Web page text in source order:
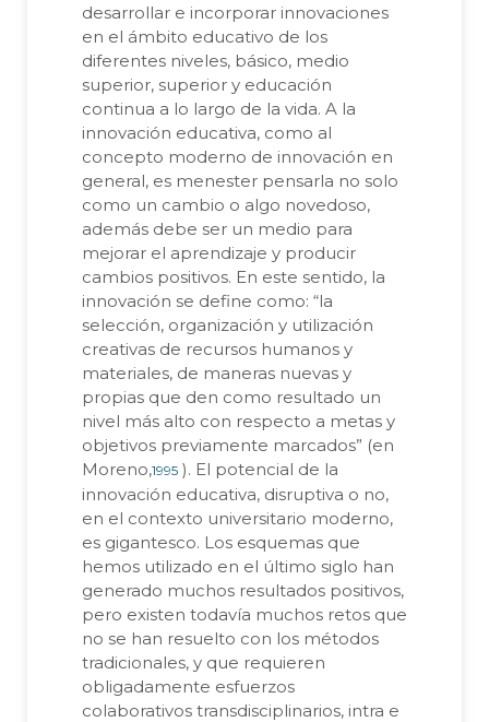
desarrollar e incorporar innovaciones
en el ámbito educativo de los
diferentes niveles, básico, medio
superior, superior y educación
continua a lo largo de la vida. A la
innovación educativa, como al
concepto moderno de innovación en
general, es menester pensarla no solo
como un cambio o algo novedoso,
además debe ser un medio para
mejorar el aprendizaje y producir
cambios positivos. En este sentido, la
innovación se define como: “la
selección, organización y utilización
creativas de recursos humanos y
materiales, de maneras nuevas y
propias que den como resultado un
nivel más alto con respecto a metas y
objetivos previamente marcados” (en
Moreno,1995 ). El potencial de la
innovación educativa, disruptiva o no,
en el contexto universitario moderno,
es gigantesco. Los esquemas que
hemos utilizado en el último siglo han
generado muchos resultados positivos,
pero existen todavía muchos retos que
no se han resuelto con los métodos
tradicionales, y que requieren
obligadamente esfuerzos
colaborativos transdisciplinarios, intra e